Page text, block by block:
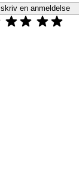
skriv en anmeldelse